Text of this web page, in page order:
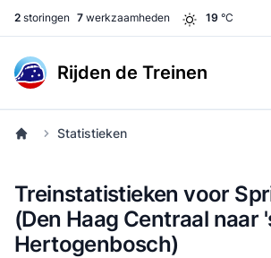
2 storingen 7 werkzaamheden 19 °C
Rijden de Treinen
Statistieken
Treinstatistieken voor
(Den Haag Centraal naar
Hertogenbosch)